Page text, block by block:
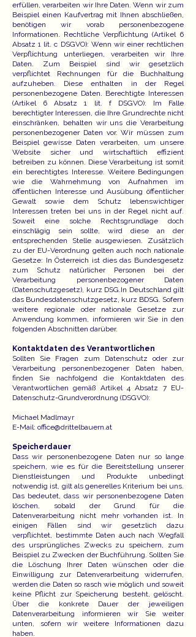
erfüllen, verarbeiten wir Ihre Daten. Wenn wir zum
Beispiel einen Kaufvertrag mit Ihnen abschließen,
benötigen wir vorab personenbezogene
Informationen. Rechtliche Verpflichtung (Artikel 6
Absatz 1 lit. c DSGVO): Wenn wir einer rechtlichen
Verpflichtung unterliegen, verarbeiten wir Ihre
Daten. Zum Beispiel sind wir gesetzlich
verpflichtet Rechnungen für die Buchhaltung
aufzuheben. Diese enthalten in der Regel
personenbezogene Daten. Berechtigte Interessen
(Artikel 6 Absatz 1 lit. f DSGVO): Im Falle
berechtigter Interessen, die Ihre Grundrechte nicht
einschränken, behalten wir uns die Verarbeitung
personenbezogener Daten vor. Wir müssen zum
Beispiel gewisse Daten verarbeiten, um unsere
Website sicher und wirtschaftlich effizient
betreiben zu können. Diese Verarbeitung ist somit
ein berechtigtes Interesse. Weitere Bedingungen
wie die Wahrnehmung von Aufnahmen im
öffentlichen Interesse und Ausübung öffentlicher
Gewalt sowie dem Schutz lebenswichtiger
Interessen treten bei uns in der Regel nicht auf.
Soweit eine solche Rechtsgrundlage doch
einschlägig sein sollte, wird diese an der
entsprechenden Stelle ausgewiesen. Zusätzlich
zu der EU-Verordnung gelten auch noch nationale
Gesetze: In Österreich ist dies das Bundesgesetz
zum Schutz natürlicher Personen bei der
Verarbeitung personenbezogener Daten
(Datenschutzgesetz), kurz DSG.In Deutschland gilt
das Bundesdatenschutzgesetz, kurz BDSG. Sofern
weitere regionale oder nationale Gesetze zur
Anwendung kommen, informieren wir Sie in den
folgenden Abschnitten darüber.
Kontaktdaten des Verantwortlichen
Sollten Sie Fragen zum Datenschutz oder zur
Verarbeitung personenbezogener Daten haben,
finden Sie nachfolgend die Kontaktdaten des
Verantwortlichen gemäß Artikel 4 Absatz 7 EU-
Datenschutz-Grundverordnung (DSGVO):
Michael Madlmayr
E-Mail: office@drittelbauern.at
Speicherdauer
Dass wir personenbezogene Daten nur so lange
speichern, wie es für die Bereitstellung unserer
Dienstleistungen und Produkte unbedingt
notwendig ist, gilt als generelles Kriterium bei uns.
Das bedeutet, dass wir personenbezogene Daten
löschen, sobald der Grund für die
Datenverarbeitung nicht mehr vorhanden ist. In
einigen Fällen sind wir gesetzlich dazu
verpflichtet, bestimmte Daten auch nach Wegfall
des ursprüngliches Zwecks zu speichern, zum
Beispiel zu Zwecken der Buchführung. Sollten Sie
die Löschung Ihrer Daten wünschen oder die
Einwilligung zur Datenverarbeitung widerrufen,
werden die Daten so rasch wie möglich und soweit
keine Pflicht zur Speicherung besteht, gelöscht.
Über die konkrete Dauer der jeweiligen
Datenverarbeitung informieren wir Sie weiter
unten, sofern wir weitere Informationen dazu
haben.